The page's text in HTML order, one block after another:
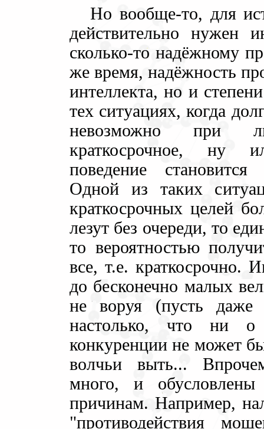
Но вообще-то, для
действительно нужен
сколько-то надёжному
же время, надёжность
интеллекта, но и
тех ситуациях, когда
невозможно при
краткосрочное, ну
поведение становится
Одной из таких
краткосрочных целей
лезут без очереди, то
то вероятностью
все, т.е. краткосрочно.
до бесконечно малых
не воруя (пусть
настолько, что ни о
конкуренции не может
волчьи выть...
много, и
причинам. Например,
"противодействия